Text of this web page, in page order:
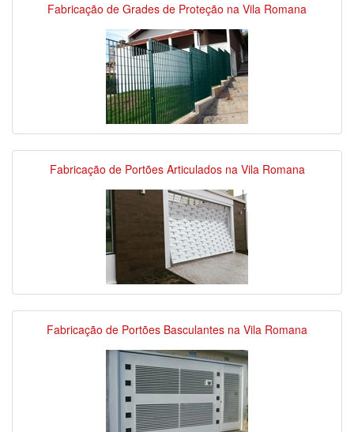
Fabricação de Grades de Proteção na Vila Romana
Fabricação de Portões Articulados na Vila Romana
Fabricação de Portões Basculantes na Vila Romana